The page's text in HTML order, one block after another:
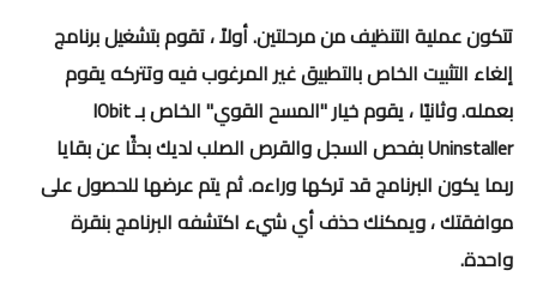
تتكون عملية التنظيف من مرحلتين. أولاً ، تقوم بتشغيل برنامج
إلغاء التثبيت الخاص بالتطبيق غير المرغوب فيه وتتركه يقوم
بعمله. وثانيًا ، يقوم خيار "المسح القوي" الخاص بـ IObit
Uninstaller بفحص السجل والقرص الصلب لديك بحثًا عن بقايا
ربما يكون البرنامج قد تركها وراءه. ثم يتم عرضها للحصول على
موافقتك ، ويمكنك حذف أي شيء اكتشفه البرنامج بنقرة
واحدة.